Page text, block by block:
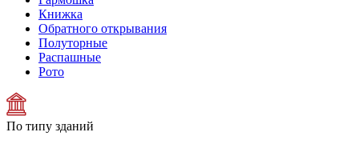
Книжка
Обратного открывания
Полуторные
Распашные
Рото
По типу зданий